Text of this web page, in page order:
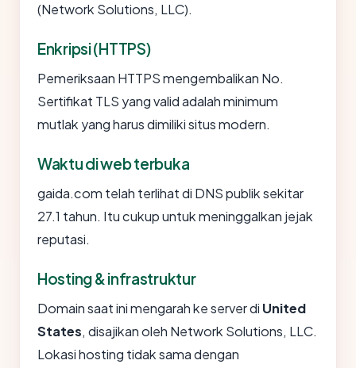
(Network Solutions, LLC).
Enkripsi (HTTPS)
Pemeriksaan HTTPS mengembalikan No.
Sertifikat TLS yang valid adalah minimum
mutlak yang harus dimiliki situs modern.
Waktu di web terbuka
gaida.com telah terlihat di DNS publik sekitar
27.1 tahun. Itu cukup untuk meninggalkan jejak
reputasi.
Hosting & infrastruktur
Domain saat ini mengarah ke server di United
States, disajikan oleh Network Solutions, LLC.
Lokasi hosting tidak sama dengan